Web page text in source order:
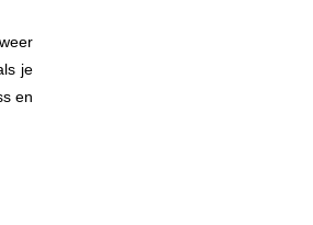
je
en